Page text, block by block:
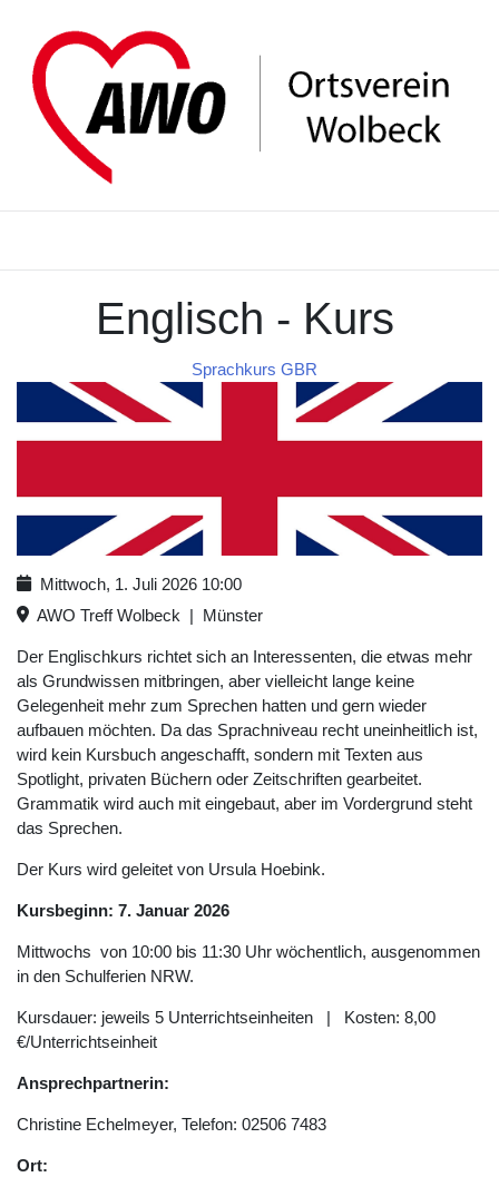
Englisch - Kurs
Sprachkurs GBR
Mittwoch, 1. Juli 2026 10:00
AWO Treff Wolbeck | Münster
Der Englischkurs richtet sich an Interessenten, die etwas mehr
als Grundwissen mitbringen, aber vielleicht lange keine
Gelegenheit mehr zum Sprechen hatten und gern wieder
aufbauen möchten. Da das Sprachniveau recht uneinheitlich ist,
wird kein Kursbuch angeschafft, sondern mit Texten aus
Spotlight, privaten Büchern oder Zeitschriften gearbeitet.
Grammatik wird auch mit eingebaut, aber im Vordergrund steht
das Sprechen.
Der Kurs wird geleitet von Ursula Hoebink.
Kursbeginn: 7. Januar 2026
Mittwochs von 10:00 bis 11:30 Uhr wöchentlich, ausgenommen
in den Schulferien NRW.
Kursdauer: jeweils 5 Unterrichtseinheiten | Kosten: 8,00
€/Unterrichtseinheit
Ansprechpartnerin:
Christine Echelmeyer, Telefon: 02506 7483
Ort: